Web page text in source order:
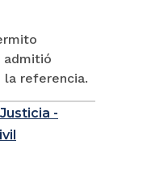
admitió
la referencia.
-